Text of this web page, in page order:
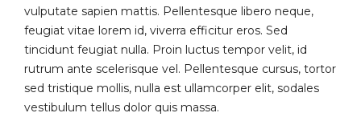
vulputate sapien mattis. Pellentesque libero neque,
feugiat vitae lorem id, viverra efficitur eros. Sed
tincidunt feugiat nulla. Proin luctus tempor velit, id
rutrum ante scelerisque vel. Pellentesque cursus, tortor
sed tristique mollis, nulla est ullamcorper elit, sodales
vestibulum tellus dolor quis massa.